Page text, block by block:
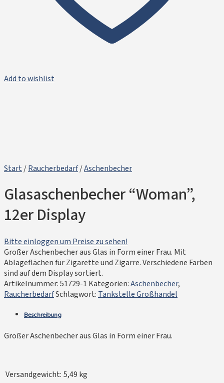
Add to wishlist
Start/Raucherbedarf/Aschenbecher
Glasaschenbecher “Woman”,
12er Display
Bitte einloggen um Preise zu sehen!
Großer Aschenbecher aus Glas in Form einer Frau. Mit
Ablageflächen für Zigarette und Zigarre. Verschiedene Farben
sind auf dem Display sortiert.
Artikelnummer:51729-1 Kategorien:Aschenbecher,
RaucherbedarfSchlagwort: Tankstelle Großhandel
Beschreibung
Großer Aschenbecher aus Glas in Form einer Frau.
Versandgewicht: 5,49 kg